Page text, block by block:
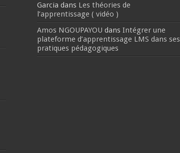
Garcia dans Les théories de
l’apprentissage ( vidéo )
Amos NGOUPAYOU dans Intégrer une
plateforme d’apprentissage LMS dans ses
pratiques pédagogiques